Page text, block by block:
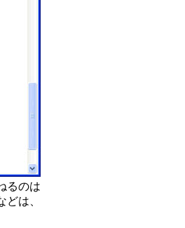
るのは
は、